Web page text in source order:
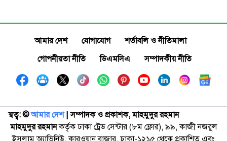
আমার দেশ যোগাযোগ
শর্তাবলি ও নীতিমালা
গোপনীয়তা নীতি
ডিএমসিএ সম্পাদকীয় নীতি
স্বত্ব: ©️আমার দেশ| সম্পাদক ও প্রকাশক, মাহমুদুর রহমান
মাহমুদুর রহমানকর্তৃক ঢাকা ট্রেড সেন্টার (৮ম ফ্লোর), ৯৯, কাজী নজরুল
ইসলাম অ্যাভিনিউ, কারওয়ান বাজার, ঢাকা-১২১৫ থেকে প্রকাশিত এবং